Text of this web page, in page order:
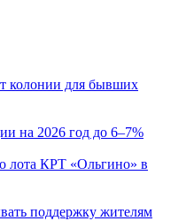
колонии для бывших
на 2026 год до 6–7%
лота КРТ «Ольгино» в
поддержку жителям